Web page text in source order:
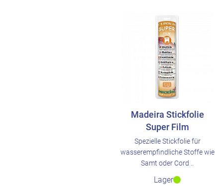
Madeira Stickfolie
Super Film
Spezielle Stickfolie für
wasserempfindliche Stoffe wie
Samt oder Cord ..
Lager